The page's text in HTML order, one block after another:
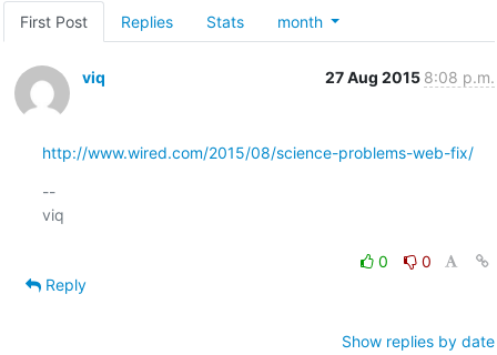
First Post Replies Stats month
viq 27 Aug 2015 8:08 p.m.
http://www.wired.com/2015/08/science-problems-web-fix/
--
viq
0
0
Reply
Show replies by date